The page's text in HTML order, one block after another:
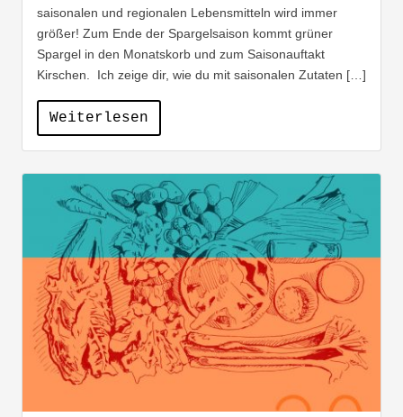
saisonalen und regionalen Lebensmitteln wird immer
größer! Zum Ende der Spargelsaison kommt grüner
Spargel in den Monatskorb und zum Saisonauftakt
Kirschen. Ich zeige dir, wie du mit saisonalen Zutaten […]
Weiterlesen